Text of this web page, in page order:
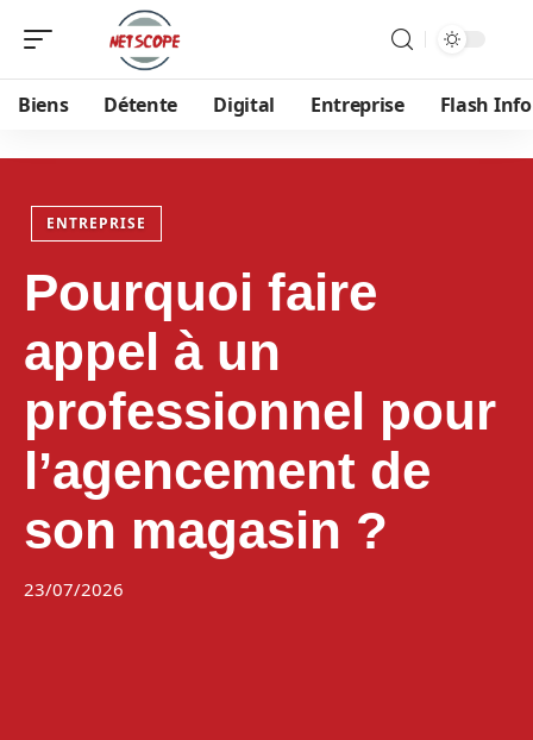
Biens Détente Digital Entreprise Flash Info
ENTREPRISE
Pourquoi faire
appel à un
professionnel pour
l’agencement de
son magasin ?
23/07/2026